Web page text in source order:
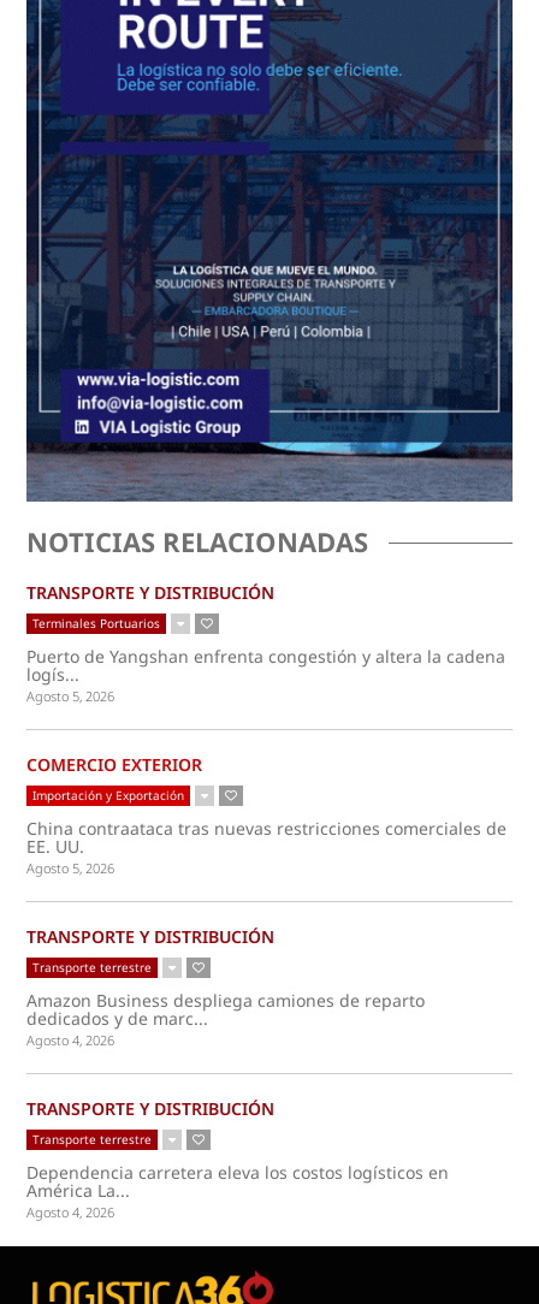
NOTICIAS RELACIONADAS
TRANSPORTE Y DISTRIBUCIÓN
Terminales Portuarios
Puerto de Yangshan enfrenta congestión y altera la cadena
logís...
Agosto 5, 2026
COMERCIO EXTERIOR
Importación y Exportación
China contraataca tras nuevas restricciones comerciales de
EE. UU.
Agosto 5, 2026
TRANSPORTE Y DISTRIBUCIÓN
Transporte terrestre
Amazon Business despliega camiones de reparto
dedicados y de marc...
Agosto 4, 2026
TRANSPORTE Y DISTRIBUCIÓN
Transporte terrestre
Dependencia carretera eleva los costos logísticos en
América La...
Agosto 4, 2026